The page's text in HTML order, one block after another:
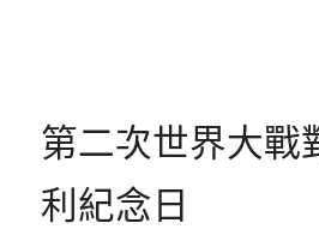
第二次世界大戰
利紀念日